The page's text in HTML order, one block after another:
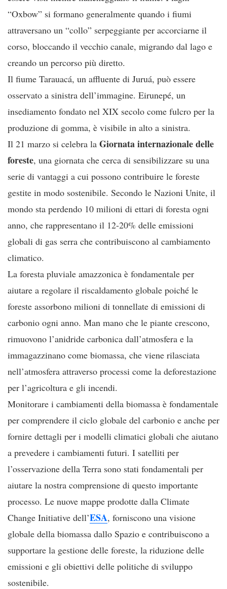
“Oxbow” si formano generalmente quando i fiumi
attraversano un “collo” serpeggiante per accorciarne il
corso, bloccando il vecchio canale, migrando dal lago e
creando un percorso più diretto.
Il fiume Tarauacá, un affluente di Juruá, può essere
osservato a sinistra dell’immagine. Eirunepé, un
insediamento fondato nel XIX secolo come fulcro per la
produzione di gomma, è visibile in alto a sinistra.
Il 21 marzo si celebra la Giornata internazionale delle
foreste, una giornata che cerca di sensibilizzare su una
serie di vantaggi a cui possono contribuire le foreste
gestite in modo sostenibile. Secondo le Nazioni Unite, il
mondo sta perdendo 10 milioni di ettari di foresta ogni
anno, che rappresentano il 12-20% delle emissioni
globali di gas serra che contribuiscono al cambiamento
climatico.
La foresta pluviale amazzonica è fondamentale per
aiutare a regolare il riscaldamento globale poiché le
foreste assorbono milioni di tonnellate di emissioni di
carbonio ogni anno. Man mano che le piante crescono,
rimuovono l’anidride carbonica dall’atmosfera e la
immagazzinano come biomassa, che viene rilasciata
nell’atmosfera attraverso processi come la deforestazione
per l’agricoltura e gli incendi.
Monitorare i cambiamenti della biomassa è fondamentale
per comprendere il ciclo globale del carbonio e anche per
fornire dettagli per i modelli climatici globali che aiutano
a prevedere i cambiamenti futuri. I satelliti per
l’osservazione della Terra sono stati fondamentali per
aiutare la nostra comprensione di questo importante
processo. Le nuove mappe prodotte dalla Climate
Change Initiative dell’ESA, forniscono una visione
globale della biomassa dallo Spazio e contribuiscono a
supportare la gestione delle foreste, la riduzione delle
emissioni e gli obiettivi delle politiche di sviluppo
sostenibile.